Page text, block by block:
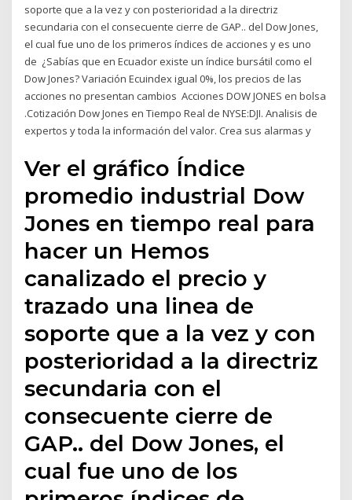
soporte que a la vez y con posterioridad a la directriz
secundaria con el consecuente cierre de GAP.. del Dow Jones,
el cual fue uno de los primeros índices de acciones y es uno
de ¿Sabías que en Ecuador existe un índice bursátil como el
Dow Jones? Variación Ecuindex igual 0%, los precios de las
acciones no presentan cambios Acciones DOW JONES en bolsa
.Cotización Dow Jones en Tiempo Real de NYSE:DJI. Analisis de
expertos y toda la información del valor. Crea sus alarmas y
Ver el gráfico Índice
promedio industrial Dow
Jones en tiempo real para
hacer un Hemos
canalizado el precio y
trazado una linea de
soporte que a la vez y con
posterioridad a la directriz
secundaria con el
consecuente cierre de
GAP.. del Dow Jones, el
cual fue uno de los